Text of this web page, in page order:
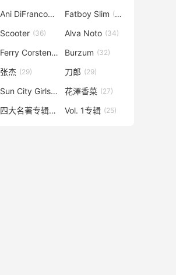
Ani DiFranco(40) Fatboy Slim (37)
Scooter (36) Alva Noto (34)
Ferry Corsten(33)Burzum (32)
张杰 (29) 刀郎 (29)
Sun City Girls(28)花澤香菜 (27)
四大名著专辑(25)Vol. 1专辑 (25)